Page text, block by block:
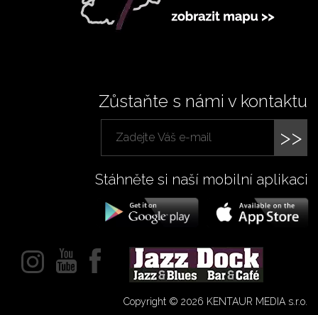
Zůstaňte s námi v kontaktu
>>
Stáhněte si naší mobilní aplikaci
Copyright © 2026 KENTAUR MEDIA s.r.o.